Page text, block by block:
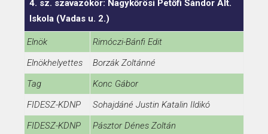
4. sz. szavazókör: Nagykőrösi Petőfi Sándor Ált.
Iskola (Vadas u. 2.)
Elnök
Rimóczi-Bánfi Edit
Elnökhelyettes
Borzák Zoltánné
Tag
Konc Gábor
FIDESZ-KDNP
Sohajdáné Justin Katalin Ildikó
FIDESZ-KDNP
Pásztor Dénes Zoltán